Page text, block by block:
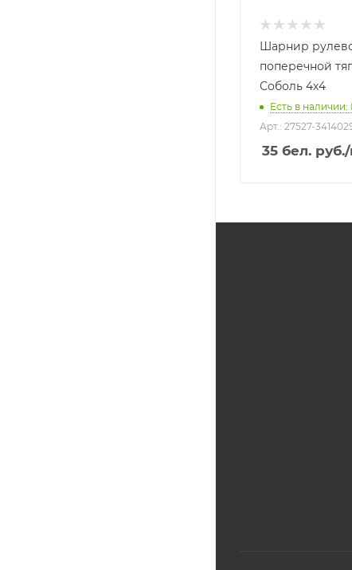
Шарнир
поперечной
Соболь 4х4
Есть в наличии:
Арт.: 27527-
35 бел. руб.